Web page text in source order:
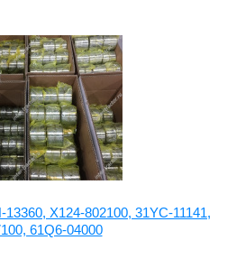
X124-802100, 31YC-11141,
61Q6-04000